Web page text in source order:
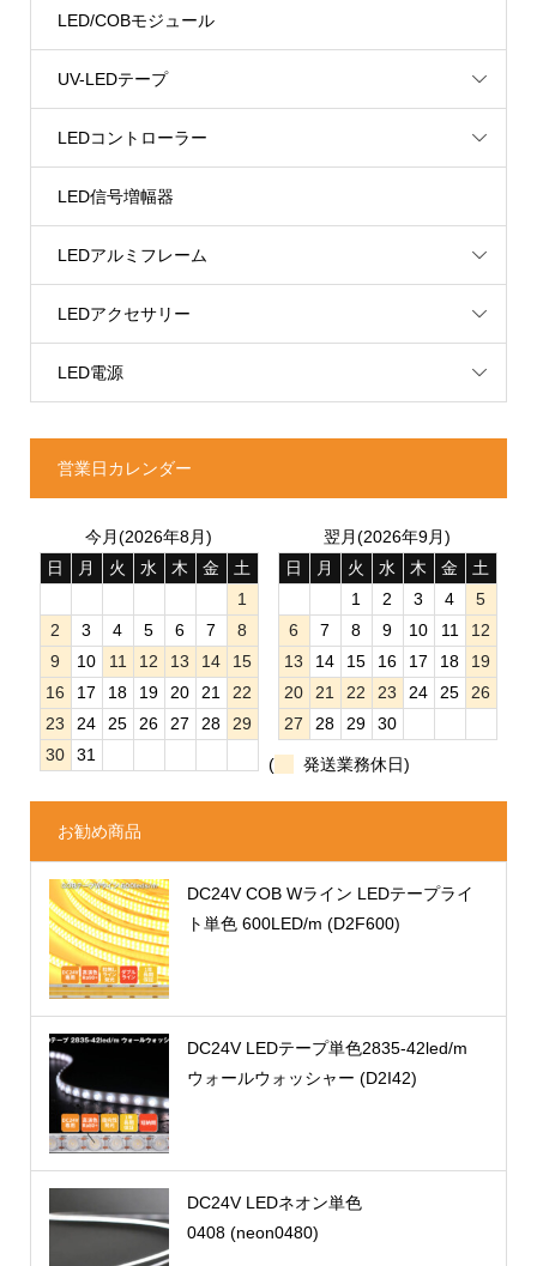
LED/COBモジュール
UV-LEDテープ
LEDコントローラー
LED信号増幅器
LEDアルミフレーム
LEDアクセサリー
LED電源
営業日カレンダー
今月(2026年8月)
日
月 火 水 木 金
土
1
2
3 4 5 6 7
8
9
10 11 12 13 14
15
16
17 18 19 20 21
22
23
24 25 26 27 28
29
30
31
翌月(2026年9月)
日
月 火 水 木 金
土
1
2 3 4
5
6
7 8 9 10 11
12
13
14 15 16 17 18
19
20
21 22 23 24 25
26
27
28 29 30
( 発送業務休日)
お勧め商品
DC24V COB Wライン LEDテープライ
ト単色 600LED/m (D2F600)
DC24V LEDテープ単色2835-42led/m
ウォールウォッシャー (D2I42)
DC24V LEDネオン単色
0408 (neon0480)